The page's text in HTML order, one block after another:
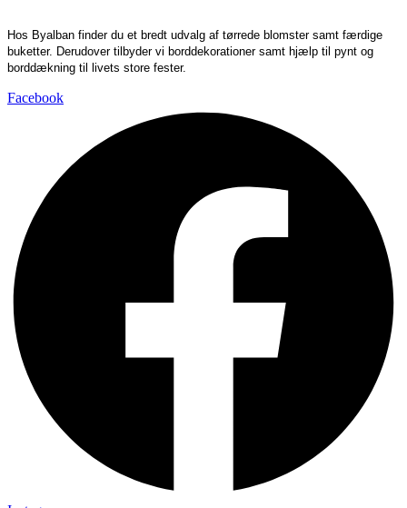
Hos Byalban finder du et bredt udvalg af tørrede blomster samt færdige
buketter. Derudover tilbyder vi borddekorationer samt hjælp til pynt og
borddækning til livets store fester.
Facebook